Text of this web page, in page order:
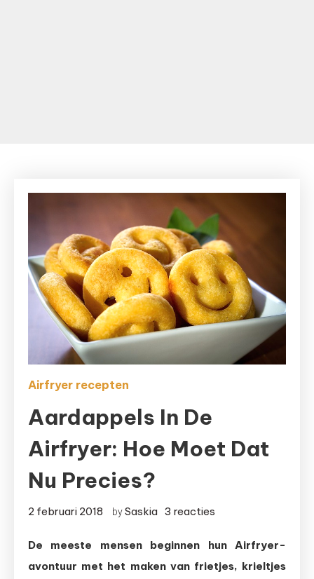
Airfryer recepten
Aardappels In De
Airfryer: Hoe Moet Dat
Nu Precies?
2 februari 2018 bySaskia 3 reacties
in
de
De meeste mensen beginnen hun Airfryer-
avontuur met het maken van frietjes, krieltjes